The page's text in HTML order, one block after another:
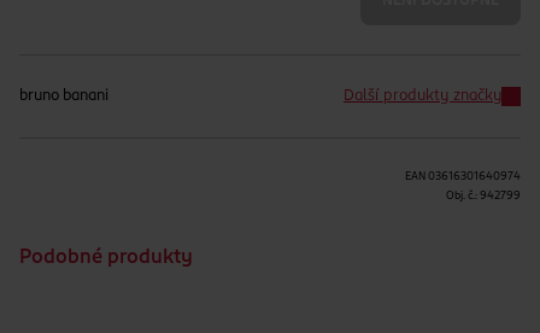
bruno banani Další produkty značky
EAN 03616301640974
Obj. č.: 942799
Podobné produkty